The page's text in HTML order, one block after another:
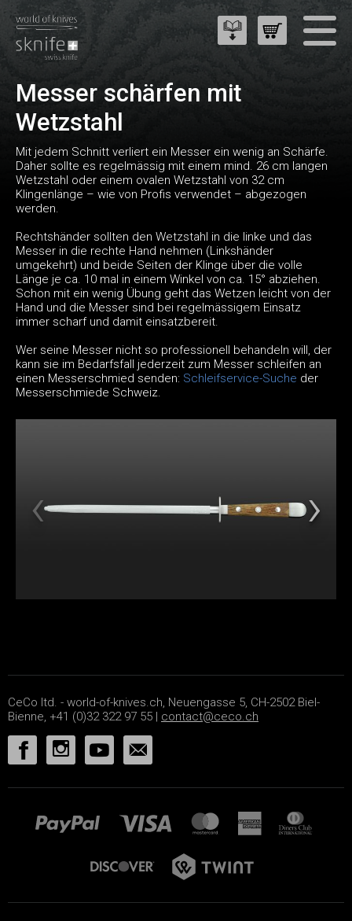
Messer schärfen mit
Wetzstahl
Mit jedem Schnitt verliert ein Messer ein wenig an Schärfe.
Daher sollte es regelmässig mit einem mind. 26 cm langen
Wetzstahl oder einem ovalen Wetzstahl von 32 cm
Klingenlänge – wie von Profis verwendet – abgezogen
werden.
Rechtshänder sollten den Wetzstahl in die linke und das
Messer in die rechte Hand nehmen (Linkshänder
umgekehrt) und beide Seiten der Klinge über die volle
Länge je ca. 10 mal in einem Winkel von ca. 15° abziehen.
Schon mit ein wenig Übung geht das Wetzen leicht von der
Hand und die Messer sind bei regelmässigem Einsatz
immer scharf und damit einsatzbereit.
Wer seine Messer nicht so professionell behandeln will, der
kann sie im Bedarfsfall jederzeit zum Messer schleifen an
einen Messerschmied senden: Schleifservice-Suche der
Messerschmiede Schweiz.
CeCo ltd. - world-of-knives.ch, Neuengasse 5, CH-2502 Biel-
Bienne, +41 (0)32 322 97 55 | contact@ceco.ch